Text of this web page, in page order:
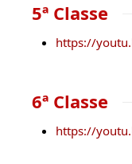
5ª Classe
https://
6ª Classe
https://